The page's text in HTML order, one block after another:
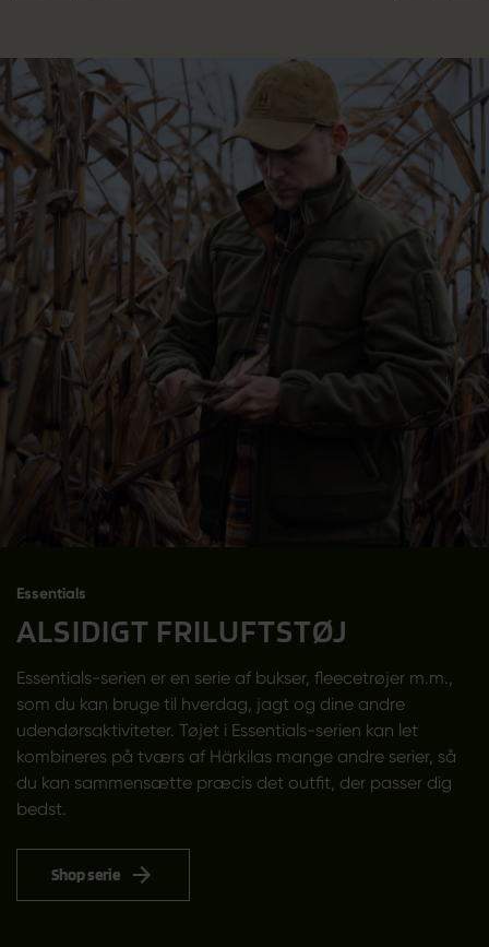
Essentials
ALSIDIGT FRILUFTSTØJ
Essentials-serien er en serie af bukser, fleecetrøjer m.m.,
som du kan bruge til hverdag, jagt og dine andre
udendørsaktiviteter. Tøjet i Essentials-serien kan let
kombineres på tværs af Härkilas mange andre serier, så
du kan sammensætte præcis det outfit, der passer dig
bedst.
Shop serie